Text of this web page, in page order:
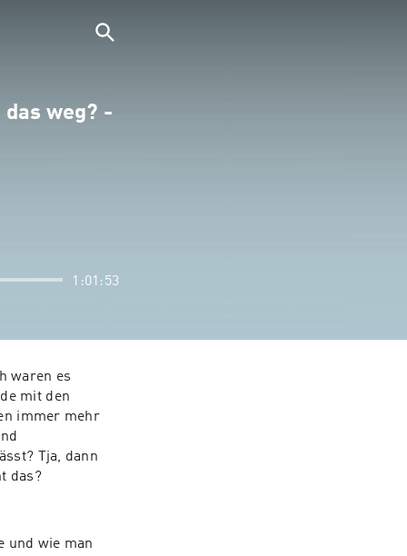
das weg? -
1:01:53
waren es
mit den
immer mehr
Tja, dann
das?
und wie man